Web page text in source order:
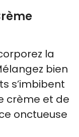
la
bien
s’imbibent
crème et de
onctueuse